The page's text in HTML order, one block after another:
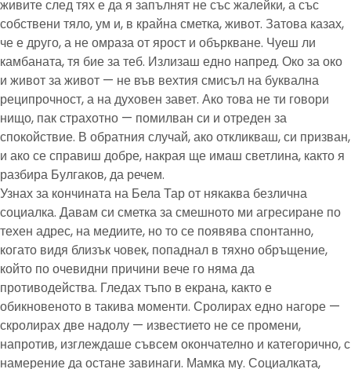
живите след тях е да я запълнят не със жалейки, а със
собствени тяло, ум и, в крайна сметка, живот. Затова казах,
че е друго, а не омраза от ярост и объркване. Чуеш ли
камбаната, тя бие за теб. Излизаш едно напред. Око за око
и живот за живот — не във вехтия смисъл на буквална
реципрочност, а на духовен завет. Ако това не ти говори
нищо, пак страхотно — помилван си и отреден за
спокойствие. В обратния случай, ако откликваш, си призван,
и ако се справиш добре, накрая ще имаш светлина, както я
разбира Булгаков, да речем.
Узнах за кончината на Бела Тар от някаква безлична
социалка. Давам си сметка за смешното ми агресиране по
техен адрес, на медиите, но то се появява спонтанно,
когато видя близък човек, попаднал в тяхно обръщение,
който по очевидни причини вече го няма да
противодейства. Гледах тъпо в екрана, както е
обикновеното в такива моменти. Сролирах едно нагоре —
скролирах две надолу — известието не се промени,
напротив, изглеждаше съвсем окончателно и категорично, с
намерение да остане завинаги. Мамка му. Социалката,